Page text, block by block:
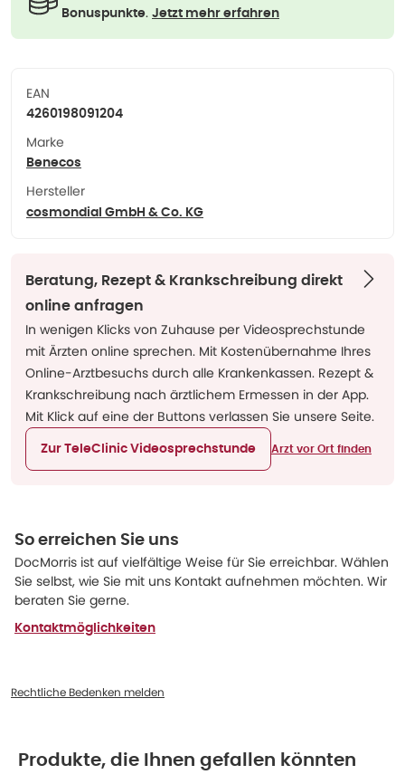
Bonuspunkte. Jetzt mehr erfahren
EAN
4260198091204
Marke
Benecos
Hersteller
cosmondial GmbH & Co. KG
Beratung, Rezept & Krankschreibung direkt
online anfragen
In wenigen Klicks von Zuhause per Videosprechstunde
mit Ärzten online sprechen. Mit Kostenübernahme Ihres
Online-Arztbesuchs durch alle Krankenkassen. Rezept &
Krankschreibung nach ärztlichem Ermessen in der App.
Mit Klick auf eine der Buttons verlassen Sie unsere Seite.
Zur TeleClinic Videosprechstunde Arzt vor Ort finden
So erreichen Sie uns
DocMorris ist auf vielfältige Weise für Sie erreichbar. Wählen
Sie selbst, wie Sie mit uns Kontakt aufnehmen möchten. Wir
beraten Sie gerne.
Kontaktmöglichkeiten
Rechtliche Bedenken melden
Produkte, die Ihnen gefallen könnten